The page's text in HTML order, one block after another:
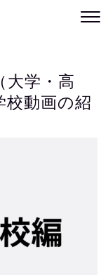
大学・高
校動画の紹